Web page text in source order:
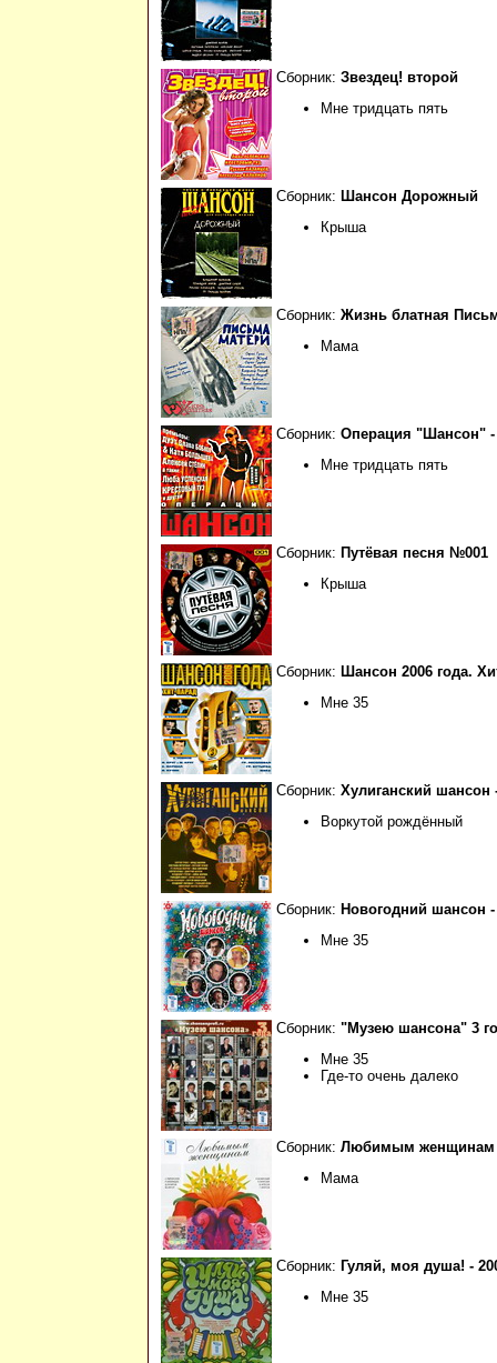
Сборник: Звездец! второй
Мне тридцать пять
Сборник: Шансон Дорожный
Крыша
Сборник: Жизнь блатная
Мама
Сборник: Операция "Шансон" -
Мне тридцать пять
Сборник: Путёвая песня №001
Крыша
Сборник: Шансон 2006 года.
Мне 35
Сборник: Хулиганский шансон
Воркутой рождённый
Сборник: Новогодний шансон -
Мне 35
Сборник: "Музею шансона" 3
Мне 35
Где-то очень далеко
Сборник: Любимым женщинам -
Мама
Сборник: Гуляй, моя душа! -
Мне 35